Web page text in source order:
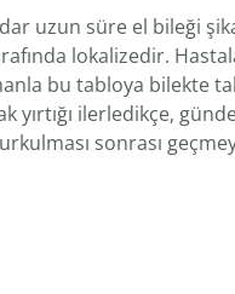
uzun süre el bileği
lokalizedir.
bu tabloya bilekte
yırtığı ilerledikçe,
sonrası